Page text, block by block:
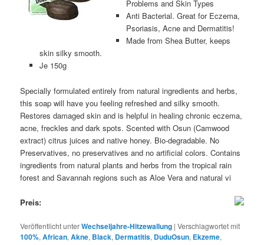
Problems and Skin Types
Anti Bacterial. Great for Eczema,
Psoriasis, Acne and Dermatitis!
Made from Shea Butter, keeps
skin silky smooth.
Je 150g
Specially formulated entirely from natural ingredients and herbs,
this soap will have you feeling refreshed and silky smooth.
Restores damaged skin and is helpful in healing chronic eczema,
acne, freckles and dark spots. Scented with Osun (Camwood
extract) citrus juices and native honey. Bio-degradable. No
Preservatives, no preservatives and no artificial colors. Contains
ingredients from natural plants and herbs from the tropical rain
forest and Savannah regions such as Aloe Vera and natural vi
Preis:
Veröffentlicht unterWechseljahre-Hitzewallung |Verschlagwortet mit
100%,African,Akne, Black, Dermatitis, DuduOsun, Ekzeme,